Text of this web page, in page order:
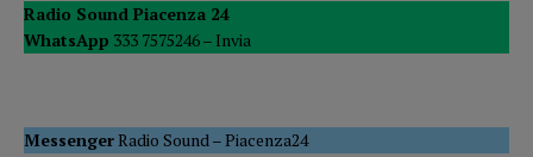
Radio Sound Piacenza 24
WhatsApp 333 7575246 – Invia
MessengerRadio Sound–Piacenza24